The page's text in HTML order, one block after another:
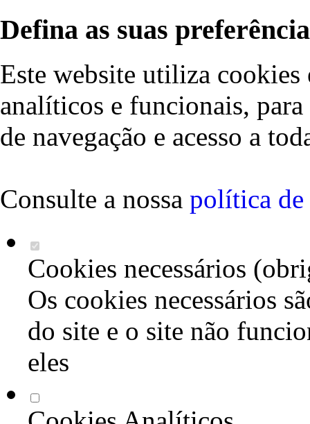
Defina as suas
Este website utiliza cookies
analíticos e funcionais,
de navegação e acesso a
Consulte a nossa política de
Cookies necessários
Os cookies necessários
do site e o site não
eles